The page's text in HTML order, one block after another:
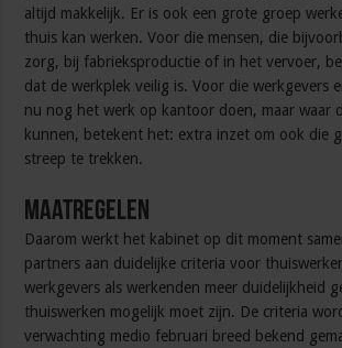
altijd makkelijk. Er is ook een grote groep
thuis kan werken. Voor die mensen, die
zorg, bij fabrieksproductie of in het vervoer,
dat de werkplek veilig is. Voor die werkgevers
nu nog het werk op kantoor doen, maar waar
kunnen, betekent het: extra inzet om ook die
streep te trekken.
Maatregelen
Daarom werkt het kabinet op dit moment
partners aan duidelijke criteria voor
werkgevers als werkenden meer duidelijkheid
thuiswerken mogelijk moet zijn. De criteria
verwachting medio februari breed bekend